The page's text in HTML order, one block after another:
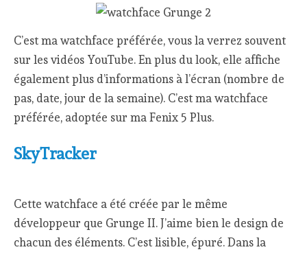
C’est ma watchface préférée, vous la verrez souvent
sur les vidéos YouTube. En plus du look, elle affiche
également plus d’informations à l’écran (nombre de
pas, date, jour de la semaine). C’est ma watchface
préférée, adoptée sur ma Fenix 5 Plus.
SkyTracker
Cette watchface a été créée par le même
développeur que Grunge II. J’aime bien le design de
chacun des éléments. C’est lisible, épuré. Dans la